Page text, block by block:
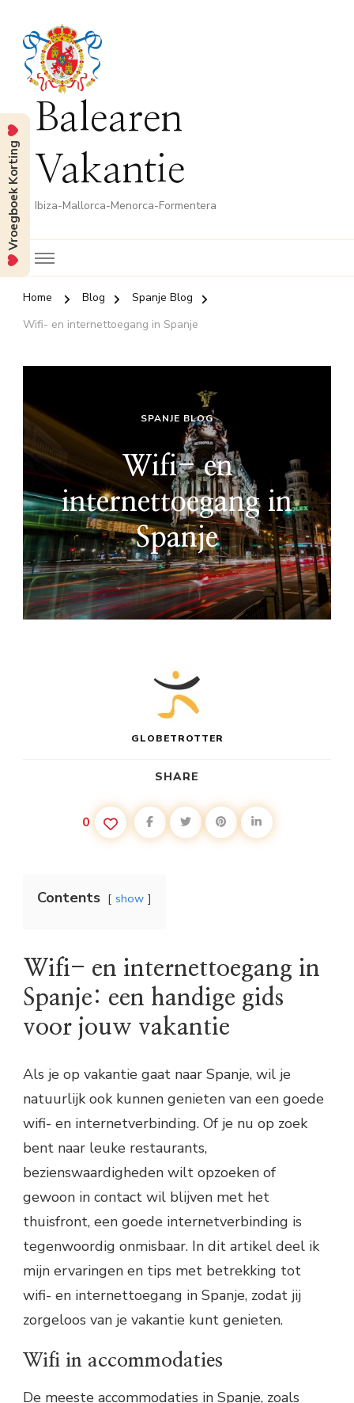
Balearen
Vakantie
Ibiza-Mallorca-Menorca-Formentera
Home Blog
Spanje Blog
Wifi- en internettoegang in Spanje
SPANJE BLOG
Wifi- en
internettoegang in
Spanje
GLOBETROTTER
SHARE
0
Contents show
Wifi- en internettoegang in
Spanje: een handige gids
voor jouw vakantie
Als je op vakantie gaat naar Spanje, wil je
natuurlijk ook kunnen genieten van een goede
wifi- en internetverbinding. Of je nu op zoek
bent naar leuke restaurants,
bezienswaardigheden wilt opzoeken of
gewoon in contact wil blijven met het
thuisfront, een goede internetverbinding is
tegenwoordig onmisbaar. In dit artikel deel ik
mijn ervaringen en tips met betrekking tot
wifi- en internettoegang in Spanje, zodat jij
zorgeloos van je vakantie kunt genieten.
Wifi in accommodaties
De meeste accommodaties in Spanje, zoals
Vroegboek Korting